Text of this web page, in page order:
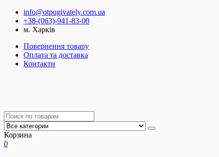
info@otpugivately.com.ua
+38-(063)-941-83-00
м. Харків
Повернення товару
Оплата та доставка
Контакти
Корзина
0